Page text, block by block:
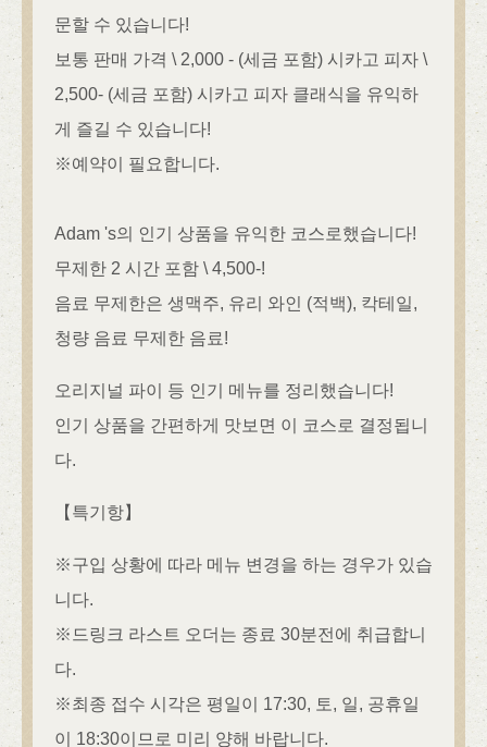
문할 수 있습니다!
보통 판매 가격 \ 2,000 - (세금 포함) 시카고 피자 \
2,500- (세금 포함) 시카고 피자 클래식을 유익하
게 즐길 수 있습니다!
※예약이 필요합니다.
Adam 's의 인기 상품을 유익한 코스로했습니다!
무제한 2 시간 포함 \ 4,500-!
음료 무제한은 생맥주, 유리 와인 (적백), 칵테일,
청량 음료 무제한 음료!
오리지널 파이 등 인기 메뉴를 정리했습니다!
인기 상품을 간편하게 맛보면 이 코스로 결정됩니
다.
【특기항】
※구입 상황에 따라 메뉴 변경을 하는 경우가 있습
니다.
※드링크 라스트 오더는 종료 30분전에 취급합니
다.
※최종 접수 시각은 평일이 17:30, 토, 일, 공휴일
이 18:30이므로 미리 양해 바랍니다.